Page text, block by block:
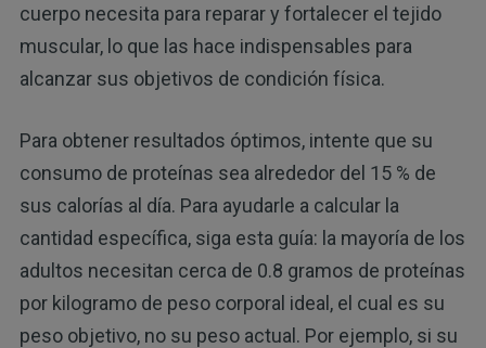
cuerpo necesita para reparar y fortalecer el tejido
muscular, lo que las hace indispensables para
alcanzar sus objetivos de condición física.
Para obtener resultados óptimos, intente que su
consumo de proteínas sea alrededor del 15 % de
sus calorías al día. Para ayudarle a calcular la
cantidad específica, siga esta guía: la mayoría de los
adultos necesitan cerca de 0.8 gramos de proteínas
por kilogramo de peso corporal ideal, el cual es su
peso objetivo, no su peso actual. Por ejemplo, si su